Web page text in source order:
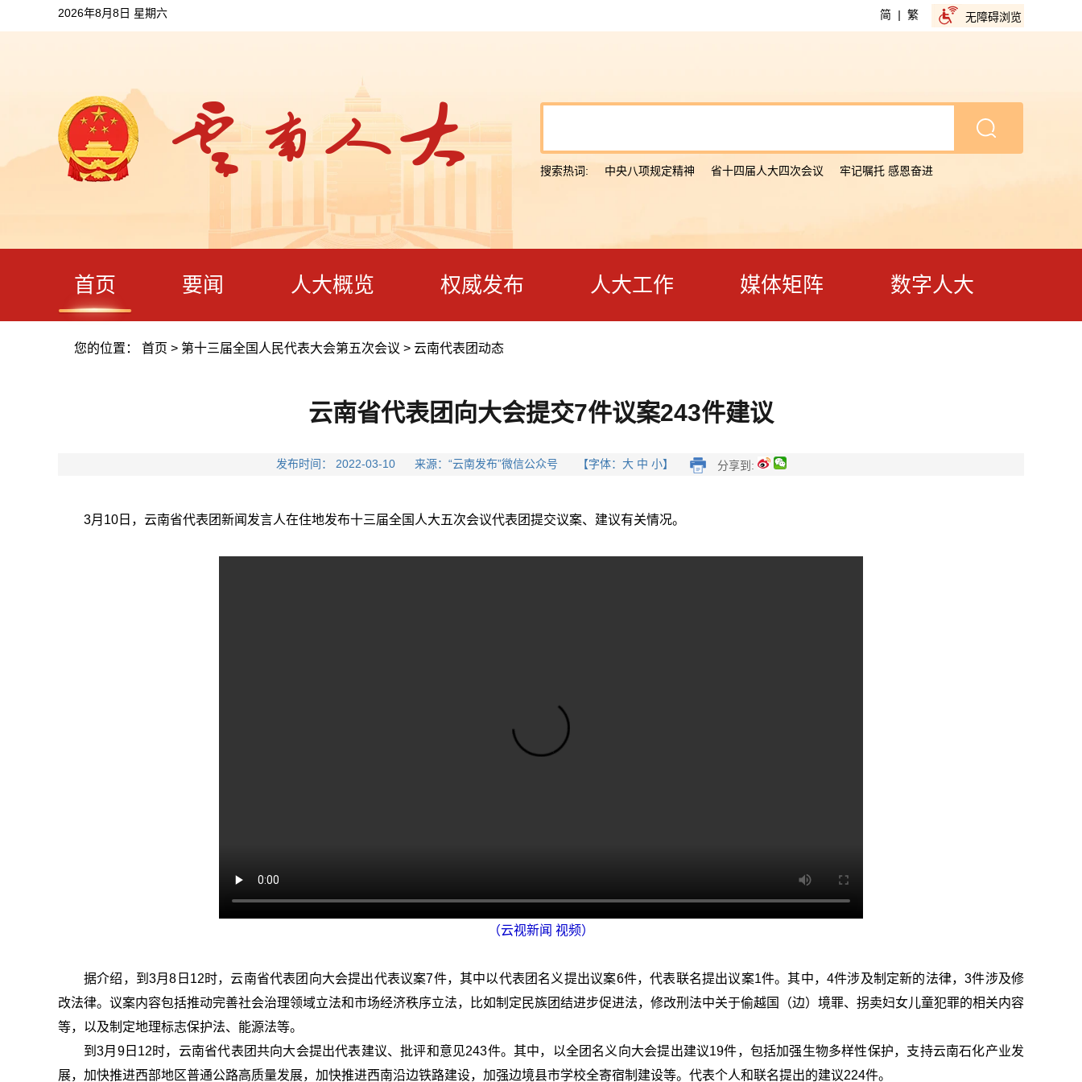
2026年8月8日 星期六 简 | 繁 无障碍浏览
搜索热词: 中央八项规定精神 省十四届人大四次会议 牢记嘱托 感恩奋进
首页 要闻 人大概览 权威发布 人大工作 媒体矩阵 数字人大
您的位置： 首页 > 第十三届全国人民代表大会第五次会议 > 云南代表团动态
云南省代表团向大会提交7件议案243件建议
发布时间： 2022-03-10 来源：“云南发布”微信公众号 【字体：大 中 小】 分享到:
3月10日，云南省代表团新闻发言人在住地发布十三届全国人大五次会议代表团提交议案、建议有关情况。
（云视新闻 视频）
据介绍，到3月8日12时，云南省代表团向大会提出代表议案7件，其中以代表团名义提出议案6件，代表联名提出议案1件。其中，4件涉及制定新的法律，3件涉及修
改法律。议案内容包括推动完善社会治理领域立法和市场经济秩序立法，比如制定民族团结进步促进法，修改刑法中关于偷越国（边）境罪、拐卖妇女儿童犯罪的相关内容
等，以及制定地理标志保护法、能源法等。
到3月9日12时，云南省代表团共向大会提出代表建议、批评和意见243件。其中，以全团名义向大会提出建议19件，包括加强生物多样性保护，支持云南石化产业发
展，加快推进西部地区普通公路高质量发展，加快推进西南沿边铁路建设，加强边境县市学校全寄宿制建设等。代表个人和联名提出的建议224件。